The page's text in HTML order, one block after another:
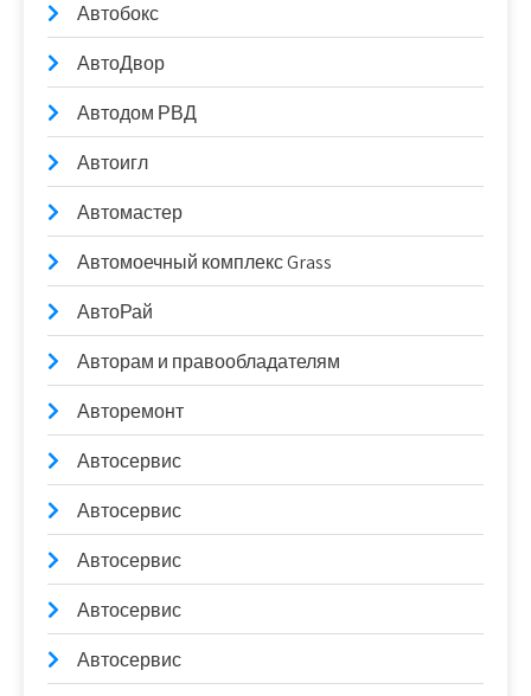
Автобокс
АвтоДвор
Автодом РВД
Автоигл
Автомастер
Автомоечный комплекс Grass
АвтоРай
Авторам и правообладателям
Авторемонт
Автосервис
Автосервис
Автосервис
Автосервис
Автосервис